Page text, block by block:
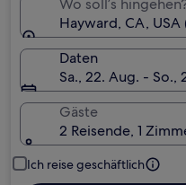
Wo soll’s
Hayward, CA,
Daten
Sa., 22. Aug. - So.,
Gäste
2 Reisende, 1
Ich reise geschäftlich